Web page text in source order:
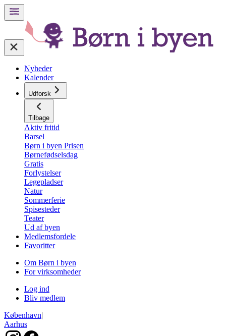
Nyheder
Kalender
Udforsk
Tilbage
Aktiv fritid
Barsel
Børn i byen Prisen
Børnefødselsdag
Gratis
Forlystelser
Legepladser
Natur
Sommerferie
Spisesteder
Teater
Ud af byen
Medlemsfordele
Favoritter
Om Børn i byen
For virksomheder
Log ind
Bliv medlem
København|
Aarhus